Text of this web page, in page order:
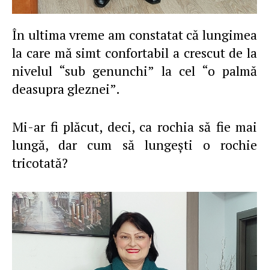
În ultima vreme am constatat că lungimea
la care mă simt confortabil a crescut de la
nivelul “sub genunchi” la cel “o palmă
deasupra gleznei”.
Mi-ar fi plăcut, deci, ca rochia să fie mai
lungă, dar cum să lungeşti o rochie
tricotată?